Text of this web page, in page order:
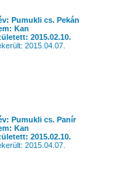
Pumukli cs. Pekán
Kan
2015.02.10.
2015.04.07.
Pumukli cs. Panír
Kan
2015.02.10.
2015.04.07.